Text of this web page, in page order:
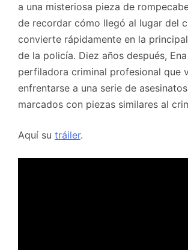
a una misteriosa pieza de
de recordar cómo llegó al lugar del
convierte rápidamente en la
de la policía. Diez años después,
perfiladora criminal profesional que
enfrentarse a una serie de
marcados con piezas similares al
Aquí su tráiler.